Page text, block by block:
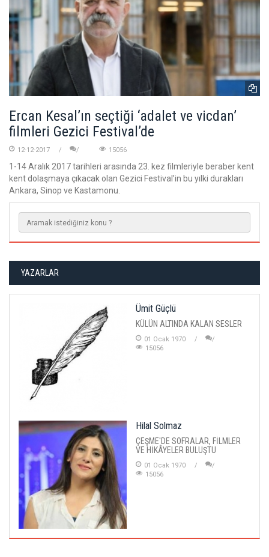
Ercan Kesal’ın seçtiği ‘adalet ve vicdan’
filmleri Gezici Festival’de
12-12-2017 15056
1-14 Aralık 2017 tarihleri arasında 23. kez filmleriyle beraber kent
kent dolaşmaya çıkacak olan Gezici Festival’in bu yılki durakları
Ankara, Sinop ve Kastamonu.
YAZARLAR
Ümit Güçlü
KÜLÜN ALTINDA KALAN SESLER
01 Ocak 1970
15056
Hilal Solmaz
ÇEŞME'DE SOFRALAR, FİLMLER
VE HİKÂYELER BULUŞTU
01 Ocak 1970
15056